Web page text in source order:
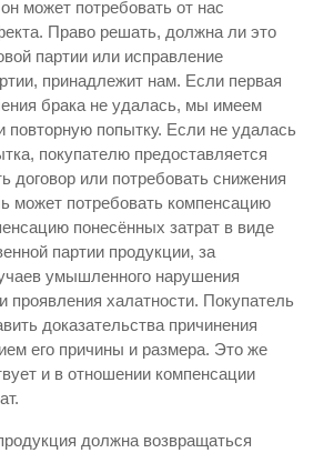
может потребовать от нас
Право решать, должна ли это
партии или исправление
принадлежит нам. Если первая
брака не удалась, мы имеем
повторную попытку. Если не удалась
покупателю предоставляется
договор или потребовать снижения
может потребовать компенсацию
понесённых затрат в виде
партии продукции, за
умышленного нарушения
проявления халатности. Покупатель
доказательства причинения
его причины и размера. Это же
и в отношении компенсации
должна возвращаться